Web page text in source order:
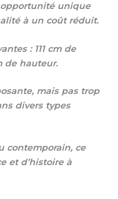
unique
à un coût réduit.
: 111 cm de
de hauteur.
mais pas trop
divers types
contemporain, ce
et d’histoire à